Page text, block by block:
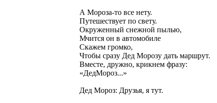
А Мороза-то все нету.
Путешествует по свету.
Окруженный снежной пылью,
Мчится он в автомобиле
Скажем громко,
Чтобы сразу Дед Морозу дать маршрут.
Вместе, дружно, крикнем фразу:
«ДедМороз...»
Дед Мороз: Друзья, я тут.